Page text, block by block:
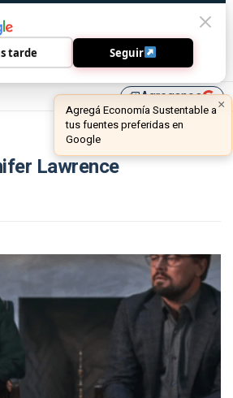
library_addAgreganos ×
Agregá Economía Sustentable a
tus fuentes preferidas en
Google
Lawrence
tarde Seguir